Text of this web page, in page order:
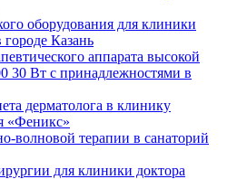
оборудования для клиники
Казань
аппарата высокой
30 Вт с принадлежностями в
дерматолога в клинику
«Феникс»
волновой терапии в санаторий
для клиники доктора